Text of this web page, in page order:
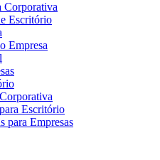
Corporativa
Escritório
Empresa
Escritório
para Empresas